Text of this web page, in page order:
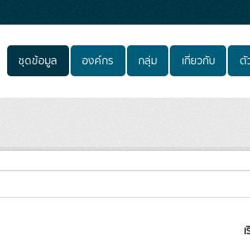
ชุดข้อมูล องค์กร กลุ่ม เกี่ยวกับ ตั